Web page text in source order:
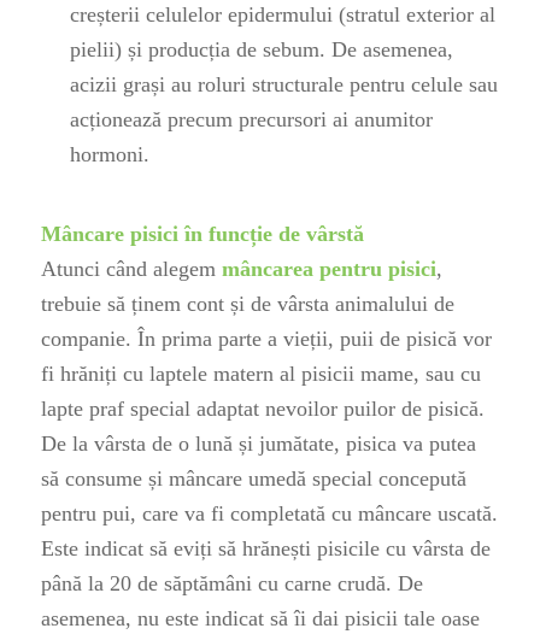
creșterii celulelor epidermului (stratul exterior al
pielii) și producția de sebum. De asemenea,
acizii grași au roluri structurale pentru celule sau
acționează precum precursori ai anumitor
hormoni.
Mâncare pisici în funcție de vârstă
Atunci când alegem mâncarea pentru pisici,
trebuie să ținem cont și de vârsta animalului de
companie. În prima parte a vieții, puii de pisică vor
fi hrăniți cu laptele matern al pisicii mame, sau cu
lapte praf specialadaptat nevoilor puilor de pisică.
De la vârsta de o lună și jumătate, pisica va putea
să consume și mâncare umedă special concepută
pentru pui, care va fi completată cu mâncare uscată.
Este indicat să eviți să hrănești pisicile cu vârsta de
până la 20 de săptămâni cu carne crudă. De
asemenea, nu este indicat să îi dai pisicii tale oase